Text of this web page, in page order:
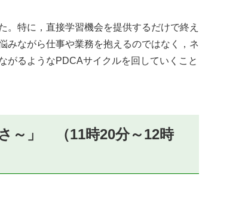
特に，直接学習機会を提供するだけで終え
みながら仕事や業務を抱えるのではなく，ネ
がるようなPDCAサイクルを回していくこと
～」 （11時20分～12時